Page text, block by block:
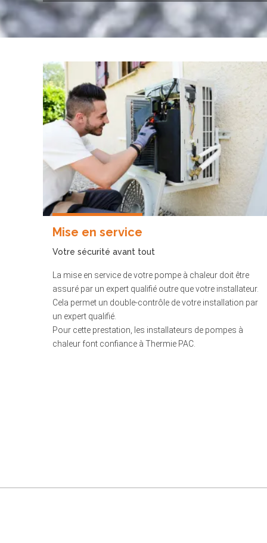
Mise en service
Votre sécurité avant tout
La mise en service de votre pompe à chaleur doit être
assuré par un expert qualifié outre que votre installateur.
Cela permet un double-contrôle de votre installation par
un expert qualifié.
Pour cette prestation, les installateurs de pompes à
chaleur font confiance à Thermie PAC.